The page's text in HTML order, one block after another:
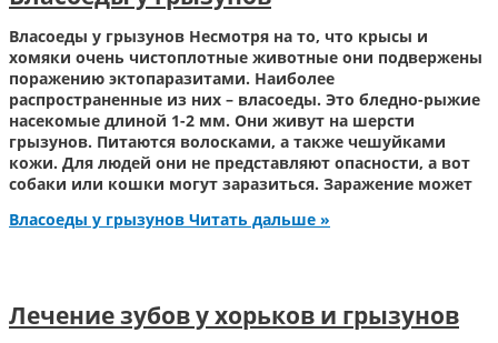
Власоеды у грызунов Несмотря на то, что крысы и
хомяки очень чистоплотные животные они подвержены
поражению эктопаразитами. Наиболее
распространенные из них – власоеды. Это бледно-рыжие
насекомые длиной 1-2 мм. Они живут на шерсти
грызунов. Питаются волосками, а также чешуйками
кожи. Для людей они не представляют опасности, а вот
собаки или кошки могут заразиться. Заражение может
Власоеды у грызунов Читать дальше »
Лечение зубов у хорьков и грызунов